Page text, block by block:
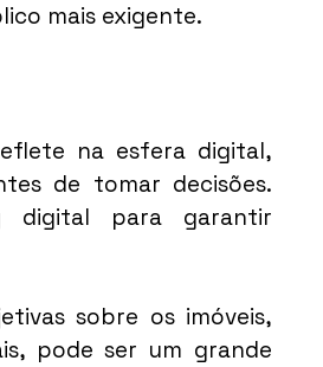
mais exigente.
na esfera digital,
de tomar decisões.
digital para garantir
sobre os imóveis,
pode ser um grande